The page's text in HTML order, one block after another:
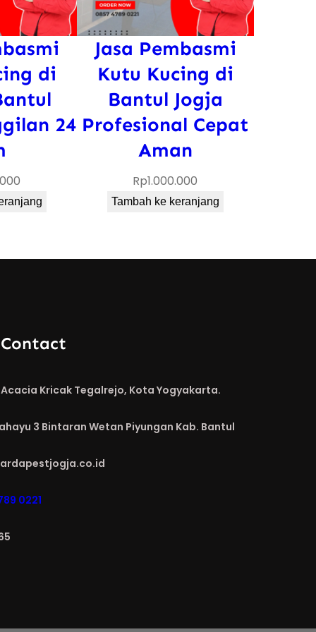
di
24
Jasa Pembasmi
Kutu Kucing di
Bantul Jogja
Profesional Cepat
Aman
Rp1.000.000
Tambah ke keranjang
Kricak Tegalrejo, Kota Yogyakarta.
3 Bintaran Wetan Piyungan Kab. Bantul
0221